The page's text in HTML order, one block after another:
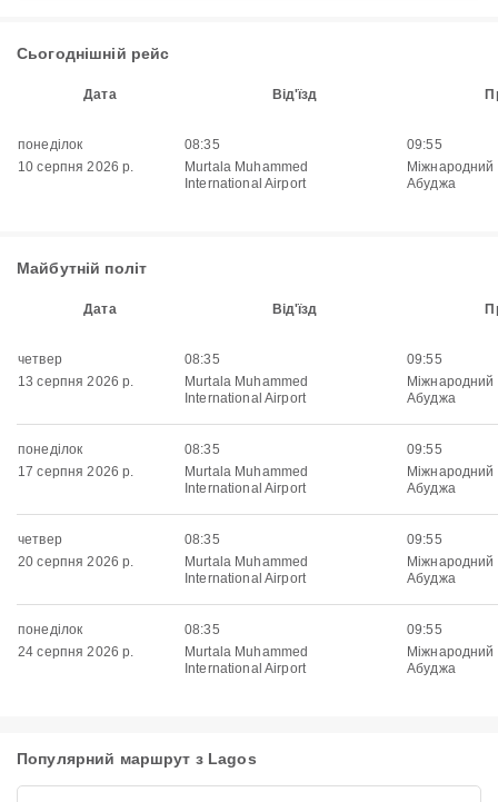
Сьогоднішній рейс
Дата Від'їзд
понеділок
10 серпня 2026 р.
08:35
Murtala Muhammed
International Airport
09:55
Міжнародний
Абуджа
Майбутній політ
Дата Від'їзд
четвер
13 серпня 2026 р.
08:35
Murtala Muhammed
International Airport
09:55
Міжнародний
Абуджа
понеділок
17 серпня 2026 р.
08:35
Murtala Muhammed
International Airport
09:55
Міжнародний
Абуджа
четвер
20 серпня 2026 р.
08:35
Murtala Muhammed
International Airport
09:55
Міжнародний
Абуджа
понеділок
24 серпня 2026 р.
08:35
Murtala Muhammed
International Airport
09:55
Міжнародний
Абуджа
Популярний маршрут з Lagos